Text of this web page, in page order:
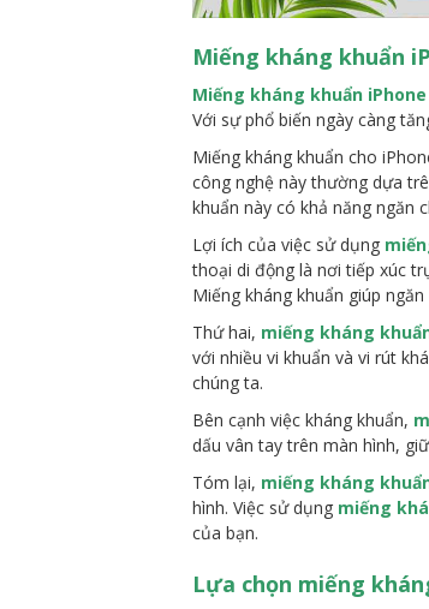
Miếng kháng khuẩn
Miếng kháng khuẩn iPhone
Với sự phổ biến ngày càng
Miếng kháng khuẩn cho
công nghệ này thường dựa
khuẩn này có khả năng ngăn
Lợi ích của việc sử dụng
thoại di động là nơi tiếp xúc
Miếng kháng khuẩn giúp
Thứ hai, miếng kháng
với nhiều vi khuẩn và vi rút
chúng ta.
Bên cạnh việc kháng khuẩn,
dấu vân tay trên màn hình,
Tóm lại, miếng kháng
hình. Việc sử dụng miếng
của bạn.
Lựa chọn miếng